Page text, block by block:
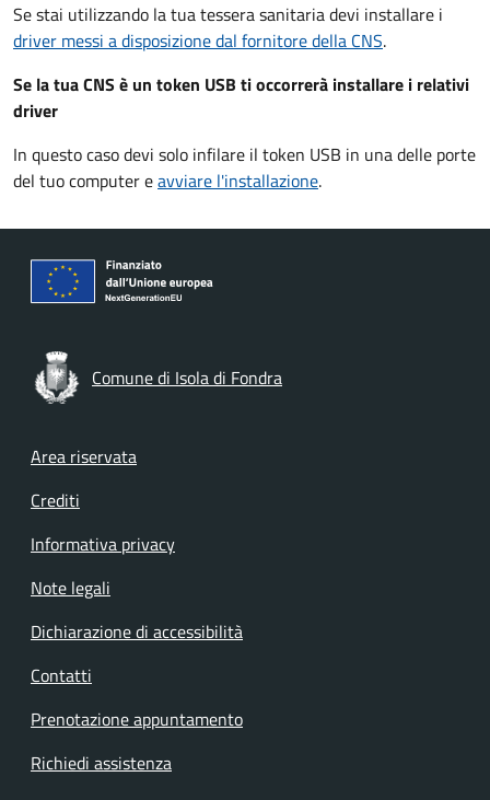
Se stai utilizzando la tua tessera sanitaria devi installare i
driver messi a disposizione dal fornitore della CNS.
Se la tua CNS è un token USB ti occorrerà installare i relativi
driver
In questo caso devi solo infilare il token USB in una delle porte
del tuo computer eavviare l'installazione.
Comune di Isola di Fondra
Footer menu
Area riservata
Crediti
Informativa privacy
Note legali
Dichiarazione di accessibilità
Contatti
Prenotazione appuntamento
Richiedi assistenza